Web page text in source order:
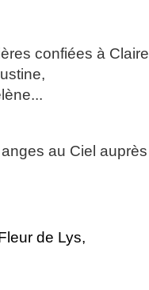
confiées à
au Ciel
de Lys,